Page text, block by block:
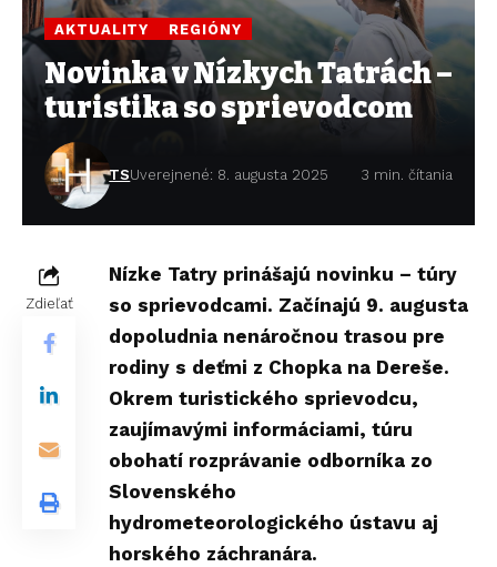
AKTUALITY REGIÓNY
Novinka v Nízkych Tatrách –
turistika so sprievodcom
TSUverejnené: 8. augusta 2025 3 min. čítania
Zdieľať
Nízke Tatry prinášajú novinku – túry
so sprievodcami. Začínajú 9. augusta
dopoludnia nenáročnou trasou pre
rodiny s deťmi z Chopka na Dereše.
Okrem turistického sprievodcu,
zaujímavými informáciami, túru
obohatí rozprávanie odborníka zo
Slovenského
hydrometeorologického ústavu aj
horského záchranára.